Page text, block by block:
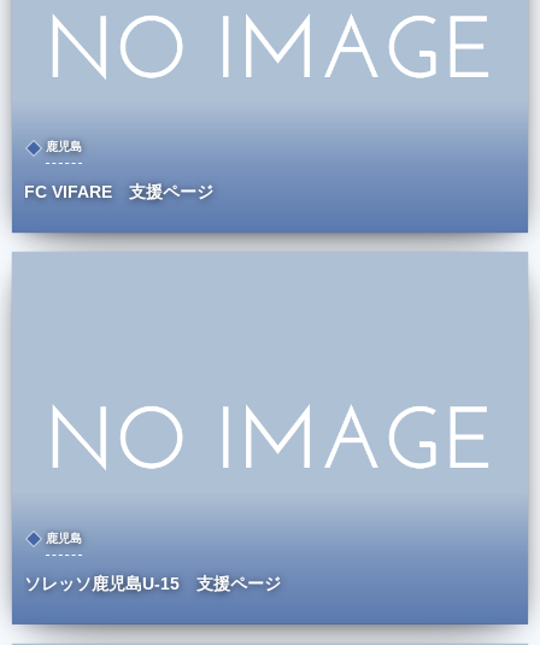
鹿児島
FC VIFARE 支援ページ
鹿児島
ソレッソ鹿児島U-15 支援ページ